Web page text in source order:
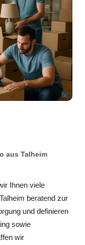
aus Talheim
Ihnen viele
beratend zur
und definieren
sowie
wir